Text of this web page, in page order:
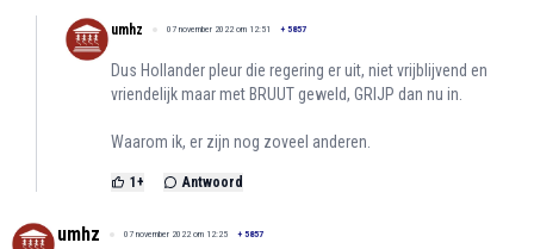
umhz 07 november 2022 om 12:51 + 5857
Dus Hollander pleur die regering er uit, niet vrijblijvend en
vriendelijk maar met BRUUT geweld, GRIJP dan nu in.
Waarom ik, er zijn nog zoveel anderen.
1 + Antwoord
umhz 07 november 2022 om 12:25 + 5857